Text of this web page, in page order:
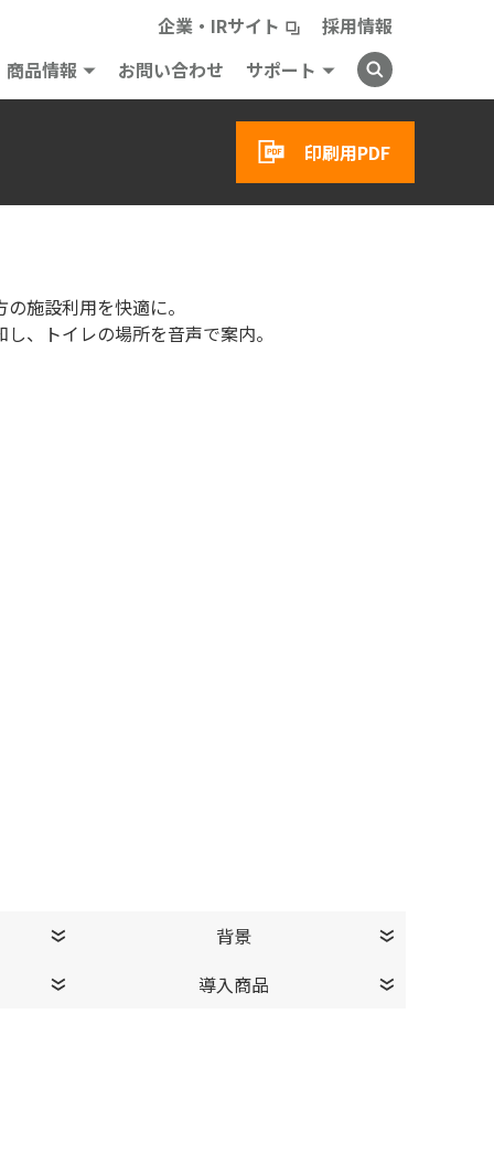
企業・IRサイト
採用情報
商品情報
お問い合わせ サポート
印刷用PDF
施設利用を快適に。
、トイレの場所を音声で案内。
背景
導入商品